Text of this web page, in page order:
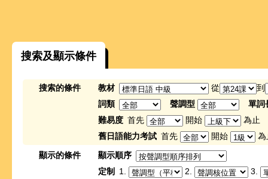
搜索及顯示條件
搜索的條件 教材 從
到
詞類
聲調型
單詞
難易度 首先 開始
為止
舊日語能力考試 首先 開始
為
顯示的條件
顯示順序
定制
1. 2.
3.